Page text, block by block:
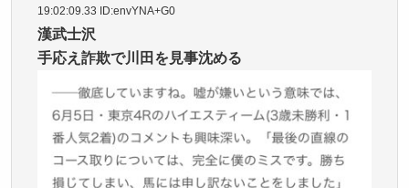
19:02:09.33 ID:envYNA+G0
漢武士沢
手応え詐欺で川田を見事沈める